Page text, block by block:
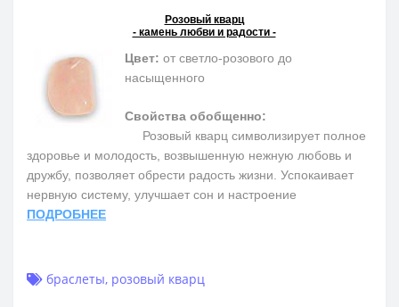
Розовый кварц
- камень любви и радости -
Цвет: от светло-розового до
насыщенного
Свойства обобщенно:
Розовый кварц символизирует полное
здоровье и молодость, возвышенную нежную любовь и
дружбу, позволяет обрести радость жизни. Успокаивает
нервную систему, улучшает сон и настроение
ПОДРОБНЕЕ
браслеты, розовый кварц